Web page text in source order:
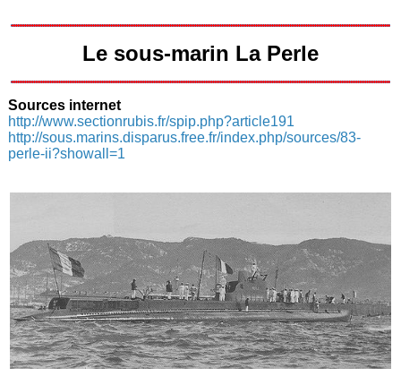
Le sous-marin La Perle
Sources internet
http://www.sectionrubis.fr/spip.php?article191
http://sous.marins.disparus.free.fr/index.php/sources/83-
perle-ii?showall=1